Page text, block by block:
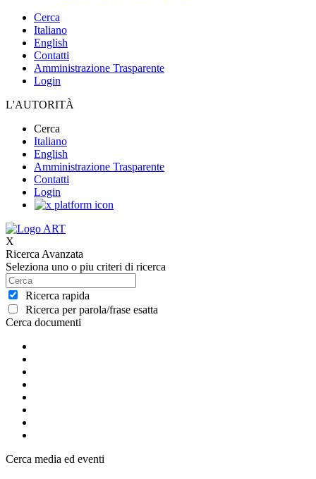
Cerca
Italiano
English
Contatti
Amministrazione Trasparente
Login
L'AUTORITÀ
Cerca
Italiano
English
Amministrazione Trasparente
Contatti
Login
X
Ricerca Avanzata
Seleziona uno o piu criteri di ricerca
Ricerca rapida
Ricerca per parola/frase esatta
Cerca documenti
Cerca media ed eventi